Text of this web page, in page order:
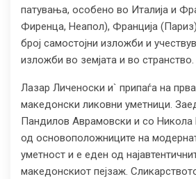
патувања, особено во Италија и
Фиренца, Неапол), Франција
број самостојни изложби и
изложби во земјата и во странство.
Лазар Личеноски и` припаѓа на
македонски ликовни уметници.
Пандилов Аврамовски и со Никола
од основоположниците на
уметност и е еден од
македонскиот пејзаж.